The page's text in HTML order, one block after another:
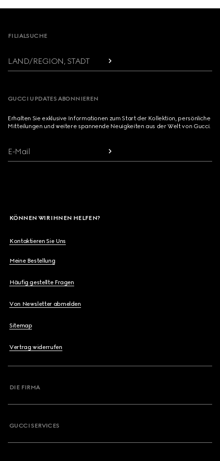
Footer
FILIALSUCHE
LAND/REGION, STADT
GUCCI UPDATES ABONNIEREN
Erhalten Sie exklusive Informationen zum Start der Kollektion, persönliche
Mitteilungen und weitere spannende Neuigkeiten aus der Welt von Gucci.
E-Mail
KÖNNEN WIR IHNEN HELFEN?
Kontaktieren Sie Uns
Meine Bestellung
Häufig gestellte Fragen
Von Newsletter abmelden
Sitemap
Vertrag widerrufen
DIE FIRMA
GUCCI SERVICES